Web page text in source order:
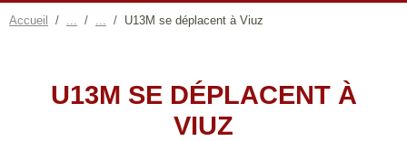
Accueil U13M se déplacent à Viuz
U13M SE DÉPLACENT À
VIUZ